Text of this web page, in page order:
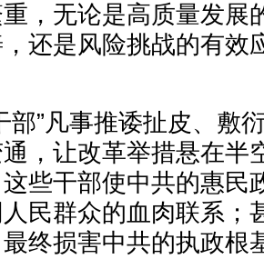
，无论是高质量发展
还是风险挑战的有效
部”凡事推诿扯皮、敷
，让改革举措悬在半
些干部使中共的惠民
民群众的血肉联系；
终损害中共的执政根